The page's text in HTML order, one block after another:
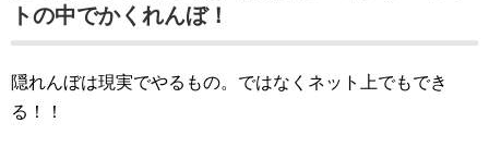
トの中でかくれんぼ！
隠れんぼは現実でやるもの。ではなくネット上でもでき
る！！